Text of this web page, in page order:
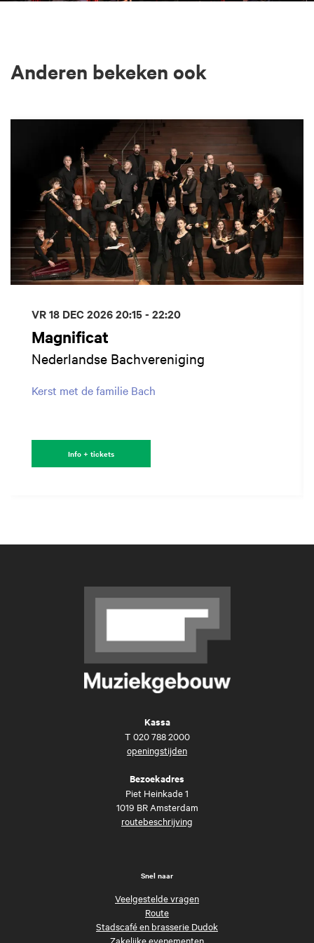
Anderen bekeken ook
Magnificat
Nederlandse Bachvereniging
Kerst met de familie Bach
VR 18 DEC 202620:15 - 22:20
Info + tickets
Kassa
T 020 788 2000
openingstijden
Bezoekadres
Piet Heinkade 1
1019 BR Amsterdam
routebeschrijving
Snel naar
Veelgestelde vragen
Route
Stadscafé en brasserie Dudok
Zakelijke evenementen